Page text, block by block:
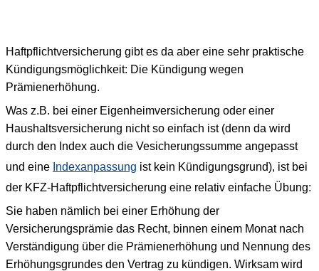
Haftpflichtversicherung gibt es da aber eine sehr praktische
Kündigungsmöglichkeit: Die Kündigung wegen
Prämienerhöhung.
Was z.B. bei einer Eigenheimversicherung oder einer
Haushaltsversicherung nicht so einfach ist (denn da wird
durch den Index auch die Vesicherungssumme angepasst
und eine Indexanpassung ist kein Kündigungsgrund), ist bei
der KFZ-Haftpflichtversicherung eine relativ einfache Übung:
Sie haben nämlich bei einer Erhöhung der
Versicherungsprämie das Recht, binnen einem Monat nach
Verständigung über die Prämienerhöhung und Nennung des
Erhöhungsgrundes den Vertrag zu kündigen. Wirksam wird